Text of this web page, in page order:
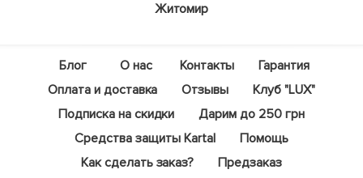
Житомир
Блог О нас Контакты
Гарантия
Оплата и доставка
Отзывы
Клуб "LUX"
Подписка на скидки
Дарим до 250 грн
Средства защиты Kartal
Помощь
Как сделать заказ?
Предзаказ